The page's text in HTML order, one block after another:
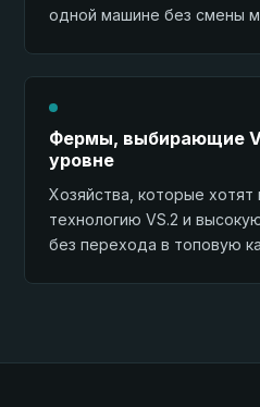
одной машине без смены
Фермы, выбирающие
уровне
Хозяйства, которые хотят
технологию VS.2 и
без перехода в топовую